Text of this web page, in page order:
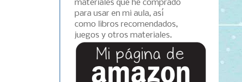
materiales que he comprado
para usar en mi aula, así
como libros recomendados,
juegos y otros materiales.